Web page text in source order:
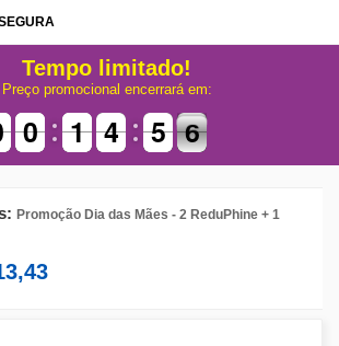
Tempo limitado!
Preço promocional encerrará em:
9
9
0
0 1
1
1
1 5
4
4 0
5
5 6
6
5
Promoção Dia das Mães - 2 ReduPhine + 1